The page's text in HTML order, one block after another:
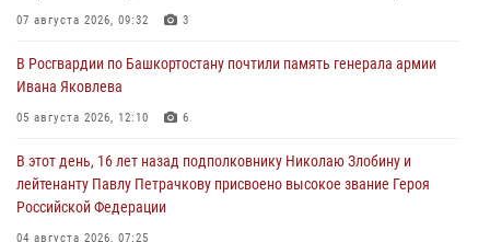
07 августа 2026, 09:32 3
В Росгвардии по Башкортостану почтили память генерала армии
Ивана Яковлева
05 августа 2026, 12:10 6
В этот день, 16 лет назад подполковнику Николаю Злобину и
лейтенанту Павлу Петрачкову присвоено высокое звание Героя
Российской Федерации
04 августа 2026, 07:25